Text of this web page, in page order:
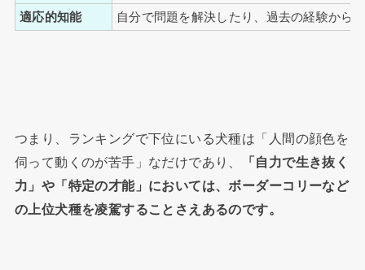
適応的知能 自分で問題を解決したり、過去の経験から
つまり、ランキングで下位にいる犬種は「人間の顔色を
伺って動くのが苦手」なだけであり、
「自力で生き抜く
力」や「特定の才能」においては、ボーダーコリーなど
の上位犬種を凌駕することさえあるのです。